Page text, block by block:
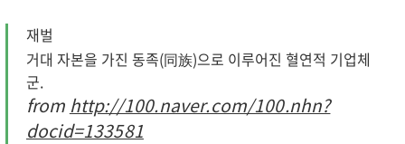
재벌
거대 자본을 가진 동족(同族)으로 이루어진 혈연적 기업체
군.
from http://100.naver.com/100.nhn?
docid=133581